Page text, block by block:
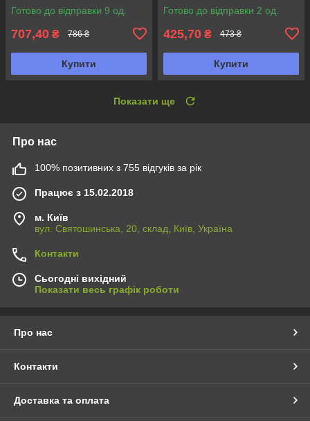
Готово до відправки 9 од.
707,40 ₴ 786 ₴
Купити
Готово до відправки 2 од.
425,70 ₴ 473 ₴
Купити
Показати ще
Про нас
100% позитивних з 755 відгуків за рік
Працює з 15.02.2018
м. Київ
вул. Святошинська, 20, склад, Київ, Україна
Контакти
Сьогодні вихідний
Показати весь графік роботи
Про нас
Контакти
Доставка та оплата